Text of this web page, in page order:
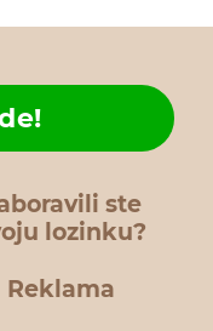
ste
lozinku?
Reklama